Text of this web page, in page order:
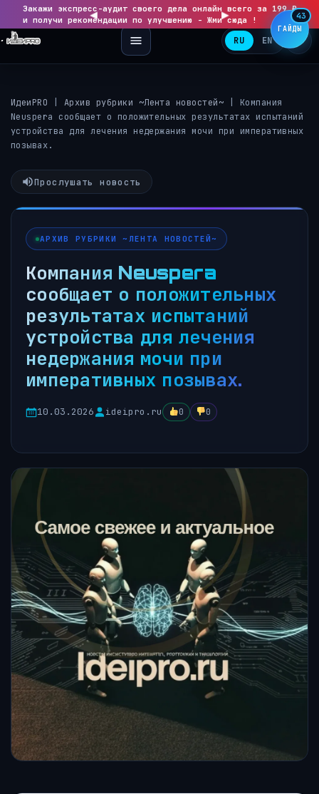
◀
Закажи экспресс-аудит своего дела онлайн всего за 199 ₽
и получи рекомендации по улучшению - Жми сюда !
▶
RU EN
ИдеиPRO Архив рубрики ~Лента новостей~
Компания
Neuspera сообщает о положительных результатах испытаний
устройства для лечения недержания мочи при императивных
позывах.
Прослушать новость
АРХИВ РУБРИКИ ~ЛЕНТА НОВОСТЕЙ~
Компания Neuspera
сообщает о положительных
результатах испытаний
устройства для лечения
недержания мочи при
императивных позывах.
10.03.2026 ideipro.ru 0 0
ГАЙДЫ
43